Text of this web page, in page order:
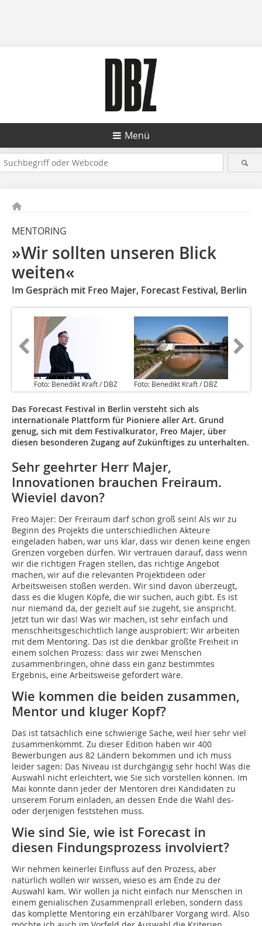
Menü
MENTORING
»Wir sollten unseren Blick
weiten«
Im Gespräch mit Freo Majer, Forecast Festival, Berlin
Foto: Benedikt Kraft / DBZ Foto: Benedikt Kraft / DBZ
Das Forecast Festival in Berlin versteht sich als
internationale Plattform für Pioniere aller Art. Grund
genug, sich mit dem Festivalkurator, Freo Majer, über
diesen besonderen Zugang auf Zukünftiges zu unterhalten.
Sehr geehrter Herr Majer,
Innovationen brauchen Freiraum.
Wieviel davon?
Freo Majer: Der Freiraum darf schon groß sein! Als wir zu
Beginn des Projekts die unterschiedlichen Akteure
eingeladen haben, war uns klar, dass wir denen keine engen
Grenzen vorgeben dürfen. Wir vertrauen darauf, dass wenn
wir die richtigen Fragen stellen, das richtige Angebot
machen, wir auf die relevanten Projektideen oder
Arbeitsweisen stoßen werden. Wir sind davon überzeugt,
dass es die klugen Köpfe, die wir suchen, auch gibt. Es ist
nur niemand da, der gezielt auf sie zugeht, sie anspricht.
Jetzt tun wir das! Was wir machen, ist sehr einfach und
menschheitsgeschichtlich lange ausprobiert: Wir arbeiten
mit dem Mentoring. Das ist die denkbar größte Freiheit in
einem solchen Prozess: dass wir zwei Menschen
zusammenbringen, ohne dass ein ganz bestimmtes
Ergebnis, eine Arbeitsweise gefordert wäre.
Wie kommen die beiden zusammen,
Mentor und kluger Kopf?
Das ist tatsächlich eine schwierige Sache, weil hier sehr viel
zusammenkommt. Zu dieser Edition haben wir 400
Bewerbungen aus 82 Ländern bekommen und ich muss
leider sagen: Das Niveau ist durchgängig sehr hoch! Was die
Auswahl nicht erleichtert, wie Sie sich vorstellen können. Im
Mai konnte dann jeder der Mentoren drei Kandidaten zu
unserem Forum einladen, an dessen Ende die Wahl des-
oder derjenigen feststehen muss.
Wie sind Sie, wie ist Forecast in
diesen Findungsprozess involviert?
Wir nehmen keinerlei Einfluss auf den Prozess, aber
natürlich wollen wir wissen, wieso es am Ende zu der
Auswahl kam. Wir wollen ja nicht einfach nur Menschen in
einem genialischen Zusammenprall erleben, sondern dass
das komplette Mentoring ein erzählbarer Vorgang wird. Also